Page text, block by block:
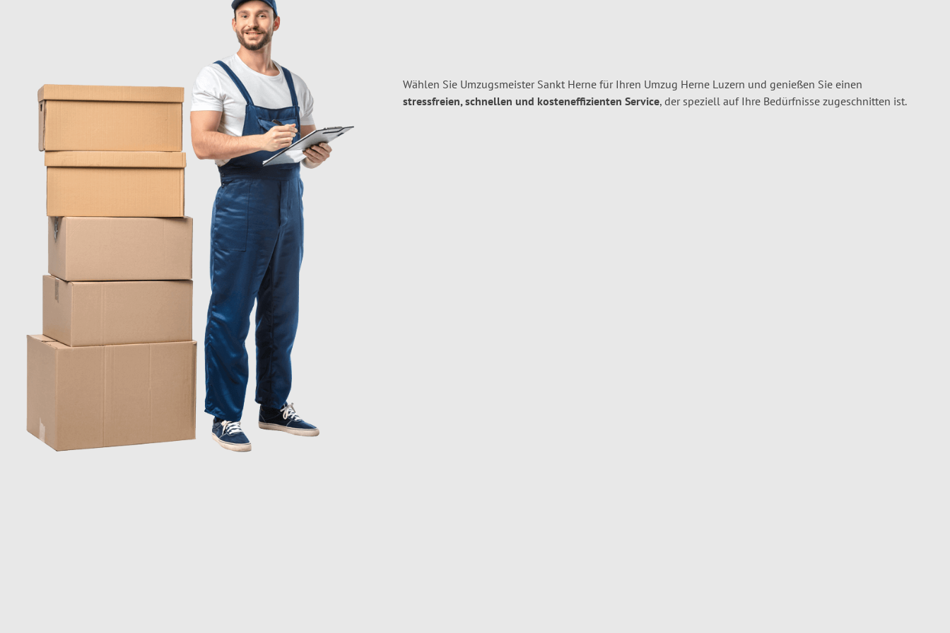
Wählen Sie Umzugsmeister Sankt Herne für Ihren Umzug Herne Luzern und genießen Sie einen
stressfreien, schnellen und kosteneffizienten Service, der speziell auf Ihre Bedürfnisse zugeschnitten ist.